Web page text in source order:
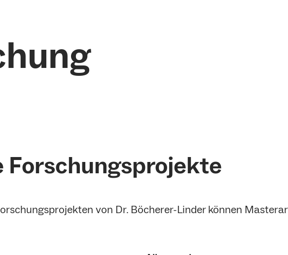
von Dr. Böcherer-Linder können